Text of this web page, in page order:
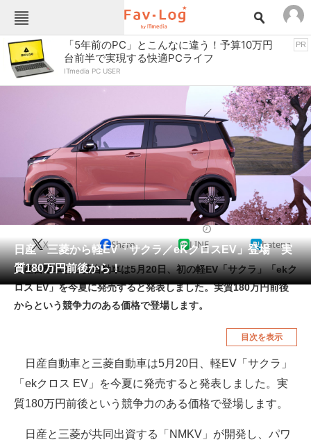
Fav-Logカテゴリー一覧
TOP アウトドア用品
インテリア・収納 おもちゃ・ホビー
キッチン家電
コンテンツ・サービス スイーツ・お菓子
スポーツ・レジャー スマホ・携帯電話
パソコン・タブレット ファッション
ペット 家電
工具・DIY 本・DVD・CD
生活家電 生活用品
腕時計 車・バイク
釣り具・釣り用品 食品・飲料・お酒
食器・グラス・カトラリー
「5年前のPC」とこんなに違う！予算10万円
台前半で実現する快適PCライフ
ITmedia PC USER
PR
日産・三菱から軽EV「サクラ／eKクロスEV」登場 実
質180万円前後から！
X Share LINE hatena
日産自動車と三菱自動車は5月20日、初の軽EV「サクラ」「ekク
ロス EV」を今夏に発売すると発表しました。実質180万円前後
からという競争力のある価格で登場します。
目次を表示
日産自動車と三菱自動車は5月20日、軽EV「サクラ」
「ekクロス EV」を今夏に発売すると発表しました。実
質180万円前後という競争力のある価格で登場します。
日産と三菱が共同出資する「NMKV」が開発し、パワ